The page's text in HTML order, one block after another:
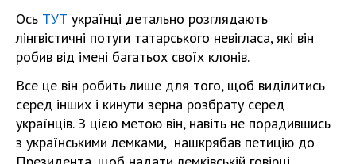
Ось ТУТ українці детально розглядають
лінгвістичні потуги татарського невігласа, які він
робив від імені багатьох своїх клонів.
Все це він робить лише для того, щоб виділитись
серед інших і кинути зерна розбрату серед
українців. З цією метою він, навіть не порадившись
з українськими лемками, нашкрябав петицію до